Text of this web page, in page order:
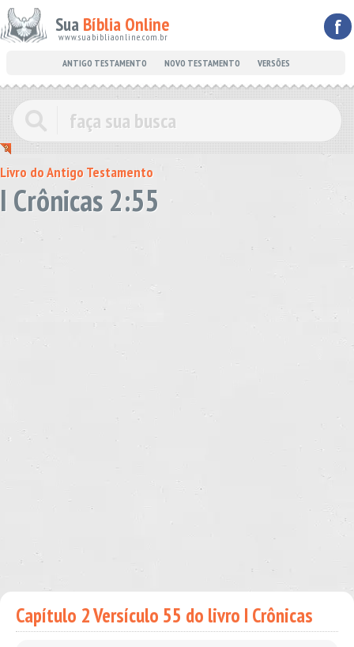
Sua Bíblia Online
www.suabibliaonline.com.br f
ANTIGO TESTAMENTO NOVO TESTAMENTO VERSÕES
Livro do Antigo Testamento
I Crônicas 2:55
Capítulo 2 Versículo 55 do livro I Crônicas